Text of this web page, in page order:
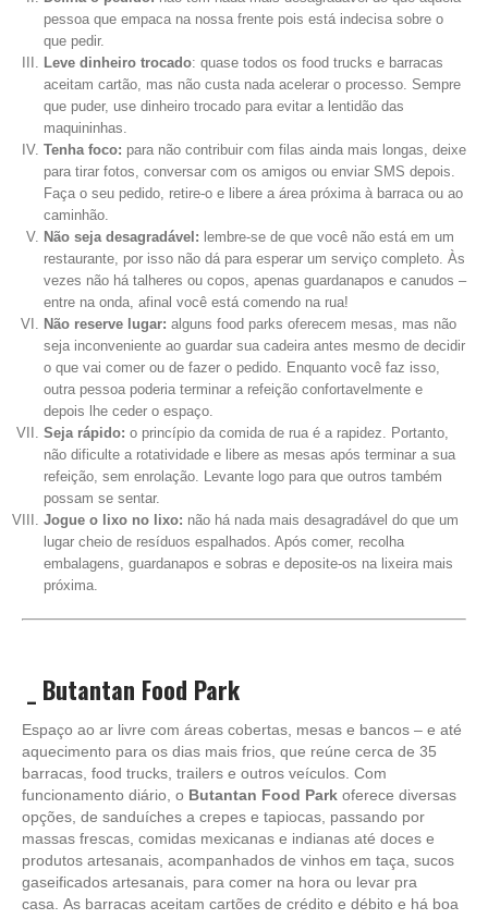
pessoa que empaca na nossa frente pois está indecisa sobre o
que pedir.
Leve dinheiro trocado: quase todos os food trucks e barracas
aceitam cartão, mas não custa nada acelerar o processo. Sempre
que puder, use dinheiro trocado para evitar a lentidão das
maquininhas.
Tenha foco: para não contribuir com filas ainda mais longas, deixe
para tirar fotos, conversar com os amigos ou enviar SMS depois.
Faça o seu pedido, retire-o e libere a área próxima à barraca ou ao
caminhão.
Não seja desagradável: lembre-se de que você não está em um
restaurante, por isso não dá para esperar um serviço completo. Às
vezes não há talheres ou copos, apenas guardanapos e canudos –
entre na onda, afinal você está comendo na rua!
Não reserve lugar: alguns food parks oferecem mesas, mas não
seja inconveniente ao guardar sua cadeira antes mesmo de decidir
o que vai comer ou de fazer o pedido. Enquanto você faz isso,
outra pessoa poderia terminar a refeição confortavelmente e
depois lhe ceder o espaço.
Seja rápido: o princípio da comida de rua é a rapidez. Portanto,
não dificulte a rotatividade e libere as mesas após terminar a sua
refeição, sem enrolação. Levante logo para que outros também
possam se sentar.
Jogue o lixo no lixo: não há nada mais desagradável do que um
lugar cheio de resíduos espalhados. Após comer, recolha
embalagens, guardanapos e sobras e deposite-os na lixeira mais
próxima.
Butantan Food Park
Espaço ao ar livre com áreas cobertas, mesas e bancos – e até
aquecimento para os dias mais frios, que reúne cerca de 35
barracas, food trucks, trailers e outros veículos. Com
funcionamento diário, o Butantan Food Park oferece diversas
opções, de sanduíches a crepes e tapiocas, passando por
massas frescas, comidas mexicanas e indianas até doces e
produtos artesanais, acompanhados de vinhos em taça, sucos
gaseificados artesanais, para comer na hora ou levar pra
casa. As barracas aceitam cartões de crédito e débito e há boa